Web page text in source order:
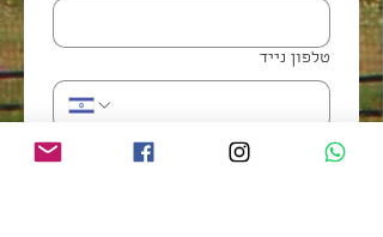
טלפון נייד
דוא"ל